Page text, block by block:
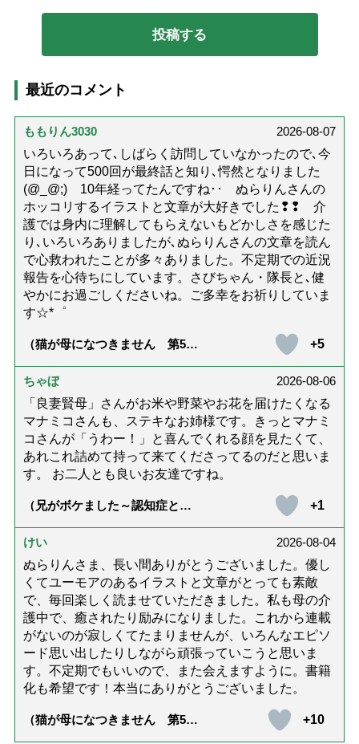
最近のコメント
ももりん3030
2026-08-07
いろいろあって､しばらく訪問していなかったので､今
日になって500回が最終話と知り､愕然となりました
(@_@;) 10年経ってたんですね･･ ぬらりんさんの
ホッコリするイラストと文章が大好きでした❢❢ 介
護では身内に理解してもらえないもどかしさを感じた
り､いろいろありましたが､ぬらりんさんの文章を読ん
で心救われたことが多々ありました。不定期での近況
報告を心待ちにしています。さびちゃん・隊長と､健
やかにお過ごしくださいね。ご多幸をお祈りしていま
す☆*゜
（猫が母になつきません 第500
+5
ちゃぼ
2026-08-06
「良妻賢母」さんがお米や野菜やお花を届けたくなる
マナミコさんも、ステキなお姉様です。きっとマナミ
コさんが「うわー！」と喜んでくれる顔を見たくて、
あれこれ詰めて持って来てくださってるのだと思いま
す。 お二人とも良いお友達ですね。
（兄がボケました～認知症と介
達』が届きました」）
+1
けい
2026-08-04
ぬらりんさま、長い間ありがとうございました。優し
くてユーモアのあるイラストと文章がとっても素敵
で、毎回楽しく読ませていただきました。私も母の介
護中で、癒されたり励みになりました。これから連載
がないのが寂しくてたまりませんが、いろんなエピソ
ード思い出したりしながら頑張っていこうと思いま
す。不定期でもいいので、また会えますように。書籍
化も希望です！本当にありがとうございました。
（猫が母になつきません 第500
+10